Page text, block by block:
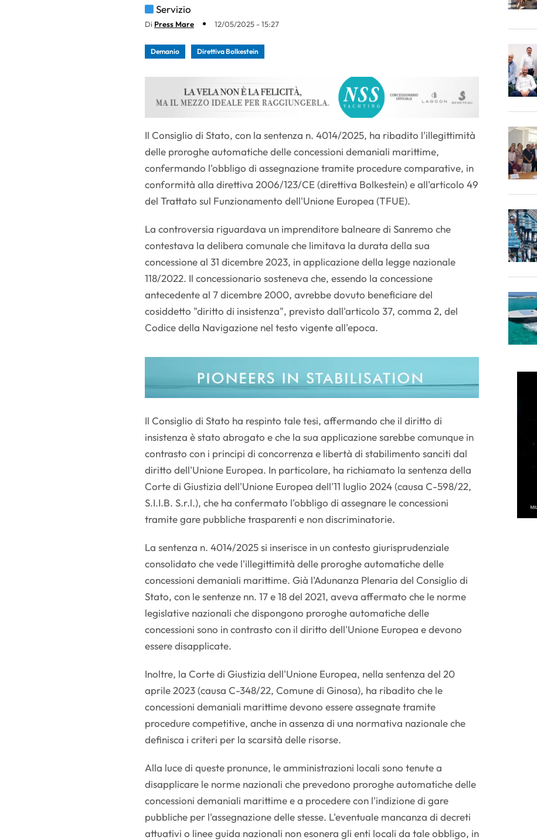
Servizio
Di Press Mare 12/05/2025 - 15:27
Demanio Direttiva Bolkestein
Il Consiglio di Stato, con la sentenza n. 4014/2025, ha ribadito l'illegittimità
delle proroghe automatiche delle concessioni demaniali marittime,
confermando l'obbligo di assegnazione tramite procedure comparative, in
conformità alla direttiva 2006/123/CE (direttiva Bolkestein) e all'articolo 49
del Trattato sul Funzionamento dell'Unione Europea (TFUE).
La controversia riguardava un imprenditore balneare di Sanremo che
contestava la delibera comunale che limitava la durata della sua
concessione al 31 dicembre 2023, in applicazione della legge nazionale
118/2022. Il concessionario sosteneva che, essendo la concessione
antecedente al 7 dicembre 2000, avrebbe dovuto beneficiare del
cosiddetto "diritto di insistenza", previsto dall'articolo 37, comma 2, del
Codice della Navigazione nel testo vigente all'epoca.
Il Consiglio di Stato ha respinto tale tesi, affermando che il diritto di
insistenza è stato abrogato e che la sua applicazione sarebbe comunque in
contrasto con i principi di concorrenza e libertà di stabilimento sanciti dal
diritto dell'Unione Europea. In particolare, ha richiamato la sentenza della
Corte di Giustizia dell'Unione Europea dell'11 luglio 2024 (causa C-598/22,
S.I.I.B. S.r.l.), che ha confermato l'obbligo di assegnare le concessioni
tramite gare pubbliche trasparenti e non discriminatorie.
La sentenza n. 4014/2025 si inserisce in un contesto giurisprudenziale
consolidato che vede l'illegittimità delle proroghe automatiche delle
concessioni demaniali marittime. Già l'Adunanza Plenaria del Consiglio di
Stato, con le sentenze nn. 17 e 18 del 2021, aveva affermato che le norme
legislative nazionali che dispongono proroghe automatiche delle
concessioni sono in contrasto con il diritto dell'Unione Europea e devono
essere disapplicate.
Inoltre, la Corte di Giustizia dell'Unione Europea, nella sentenza del 20
aprile 2023 (causa C-348/22, Comune di Ginosa), ha ribadito che le
concessioni demaniali marittime devono essere assegnate tramite
procedure competitive, anche in assenza di una normativa nazionale che
definisca i criteri per la scarsità delle risorse.
Alla luce di queste pronunce, le amministrazioni locali sono tenute a
disapplicare le norme nazionali che prevedono proroghe automatiche delle
concessioni demaniali marittime e a procedere con l'indizione di gare
pubbliche per l'assegnazione delle stesse. L'eventuale mancanza di decreti
attuativi o linee guida nazionali non esonera gli enti locali da tale obbligo, in